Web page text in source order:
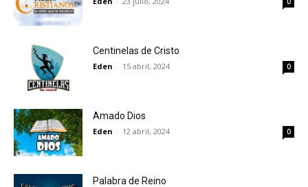
Centinelas de Cristo
Eden - 15 abril, 2024 0
Amado Dios
Eden - 12 abril, 2024 0
Palabra de Reino